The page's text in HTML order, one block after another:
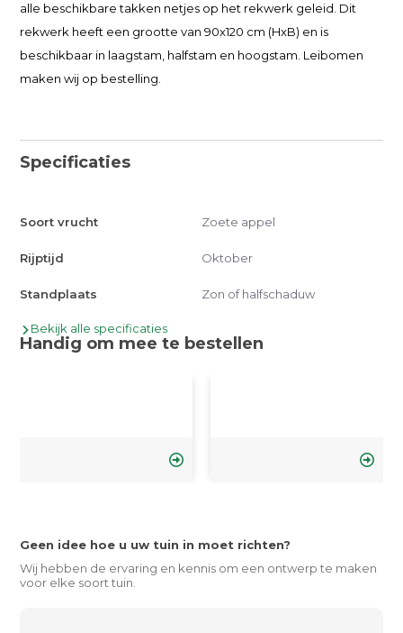
alle beschikbare takken netjes op het rekwerk geleid. Dit
rekwerk heeft een grootte van 90x120 cm (HxB) en is
beschikbaar in laagstam, halfstam en hoogstam. Leibomen
maken wij op bestelling.
Specificaties
Soort vrucht Zoete appel
Rijptijd Oktober
Standplaats Zon of halfschaduw
Bekijk alle specificaties
Handig om mee te bestellen
Geen idee hoe u uw tuin in moet richten?
Wij hebben de ervaring en kennis om een ontwerp te maken
voor elke soort tuin.